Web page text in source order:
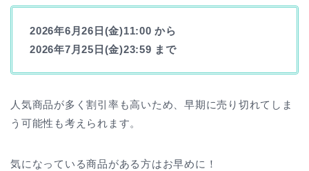
2026年6月26日(金)11:00 から
2026年7月25日(金)23:59 まで
人気商品が多く割引率も高いため、早期に売り切れてしま
う可能性も考えられます。
気になっている商品がある方はお早めに！